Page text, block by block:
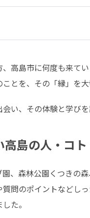
高島市に何度も来て
とを、その「縁」を
い、その体験と学び
島の人・コ
、森林公園くつきの
問のポイントなどし
た。